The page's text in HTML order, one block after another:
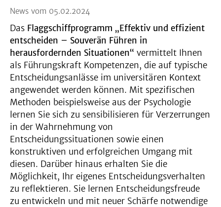
News vom 05.02.2024
Das Flaggschiffprogramm „Effektiv und effizient
entscheiden – Souverän Führen in
herausfordernden Situationen“ vermittelt Ihnen
als Führungskraft Kompetenzen, die auf typische
Entscheidungsanlässe im universitären Kontext
angewendet werden können. Mit spezifischen
Methoden beispielsweise aus der Psychologie
lernen Sie sich zu sensibilisieren für Verzerrungen
in der Wahrnehmung von
Entscheidungssituationen sowie einen
konstruktiven und erfolgreichen Umgang mit
diesen. Darüber hinaus erhalten Sie die
Möglichkeit, Ihr eigenes Entscheidungsverhalten
zu reflektieren. Sie lernen Entscheidungsfreude
zu entwickeln und mit neuer Schärfe notwendige